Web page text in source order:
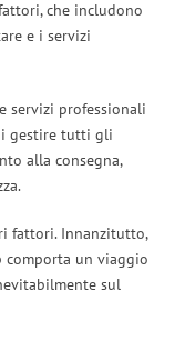
che includono
e i servizi
servizi professionali
gestire tutti gli
alla consegna,
fattori. Innanzitutto,
comporta un viaggio
sul